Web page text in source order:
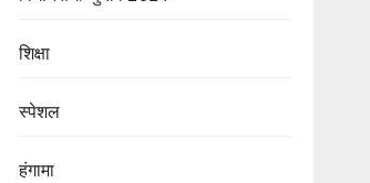
शिक्षा
स्पेशल
हंगामा